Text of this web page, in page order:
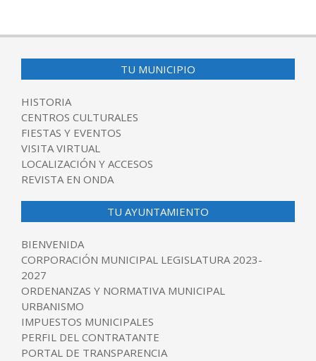
TU MUNICIPIO
HISTORIA
CENTROS CULTURALES
FIESTAS Y EVENTOS
VISITA VIRTUAL
LOCALIZACIÓN Y ACCESOS
REVISTA EN ONDA
TU AYUNTAMIENTO
BIENVENIDA
CORPORACIÓN MUNICIPAL LEGISLATURA 2023-
2027
ORDENANZAS Y NORMATIVA MUNICIPAL
URBANISMO
IMPUESTOS MUNICIPALES
PERFIL DEL CONTRATANTE
PORTAL DE TRANSPARENCIA